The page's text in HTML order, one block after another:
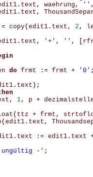
. text , waehrung , ''
. text ,
copy( edit1 . text , 2 ,
. text , '+' , '' ,
do frmt := frmt + '0'
. text );
, 1, p +
( ttz + frmt ,
( edit1 . text ,
. text := edit1 . text
ungültig -' ;